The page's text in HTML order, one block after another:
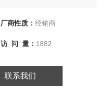
厂商性质： 经销商
访 问 量： 1882
联系我们